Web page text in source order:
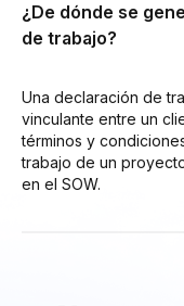
¿De dónde se
de trabajo?
Una declaración de
vinculante entre un
términos y
trabajo de un
en el SOW.